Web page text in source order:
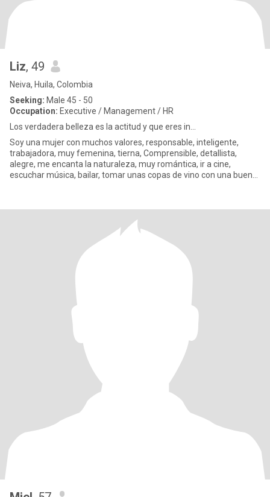
Liz, 49
Neiva, Huila, Colombia
Seeking: Male 45 - 50
Occupation: Executive / Management / HR
Los verdadera belleza es la actitud y que eres in...
Soy una mujer con muchos valores, responsable, inteligente,
trabajadora, muy femenina, tierna, Comprensible, detallista,
alegre, me encanta la naturaleza, muy romántica, ir a cine,
escuchar música, bailar, tomar unas copas de vino con una buena